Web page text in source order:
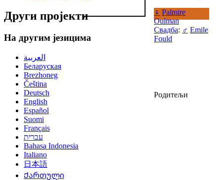
♀ Palmire
Oulman
Свадба: ♂ Emile
Fould
Родитељи
Други пројекти
На другим језицима
العربية
Беларуская
Brezhoneg
Čeština
Deutsch
English
Español
Suomi
Français
עברית
Bahasa Indonesia
Italiano
日本語
Ქართული